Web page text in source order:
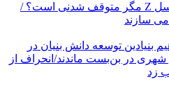
سیلیکن ولیِ تهران؛ این ایران نسل Z مگر متوقف شدنی است؟ /
می سازند
بنیادین توسعه دانش بنیان در
در بن‌بست ماندند/انحراف از